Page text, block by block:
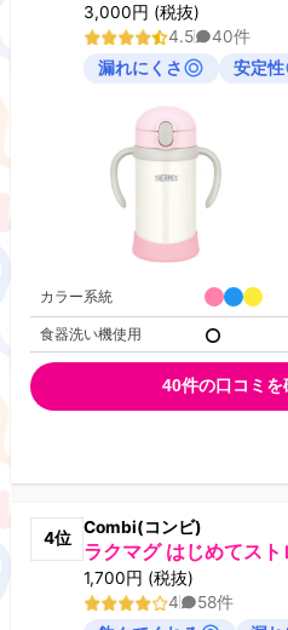
3,000円 (税抜)
4.5 40件
漏れにくさ
安定性
カラー系統
食器洗い機使用
40件の口コミを
4位
Combi(コンビ)
ラクマグ はじめてス
1,700円 (税抜)
4 58件